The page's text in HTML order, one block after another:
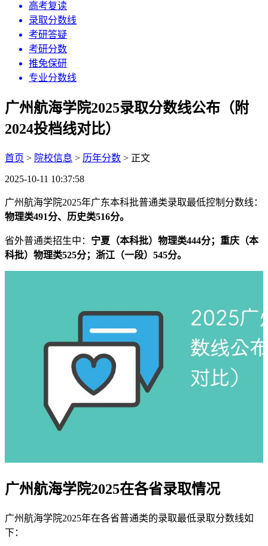
高考复读
录取分数线
考研答疑
考研分数
推免保研
专业分数线
广州航海学院2025录取分数线公布（附
2024投档线对比）
首页 > 院校信息 > 历年分数 > 正文
2025-10-11 10:37:58
广州航海学院2025年广东本科批普通类录取最低控制分数线：
物理类491分、历史类516分。
省外普通类招生中： 宁夏（本科批）物理类444分；重庆（本
科批）物理类525分；浙江（一段）545分。
广州航海学院2025在各省录取情况
广州航海学院2025年在各省普通类的录取最低录取分数线如
下：